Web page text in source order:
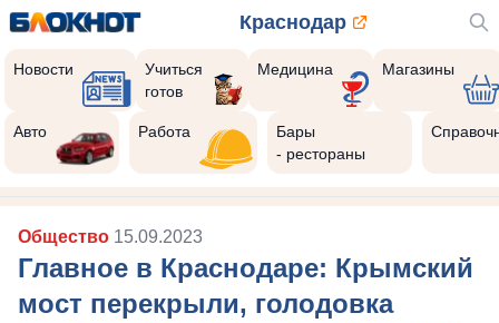
Краснодар
Новости
Учиться
готов
Медицина Магазины
Авто Работа
Бары
- рестораны
Общество 15.09.2023
Главное в Краснодаре: Крымский
мост перекрыли, голодовка